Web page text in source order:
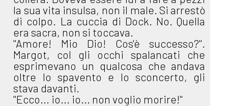
la sua vita insulsa, non il male. Si arrestò
di colpo. La cuccia di Dock. No. Quella
era sacra, non si toccava.
"Amore! Mio Dio! Cos'è successo?".
Margot, col gli occhi spalancati che
esprimevano un qualcosa che andava
oltre lo spavento e lo sconcerto, gli
stava davanti.
"Ecco... io... io... non voglio morire!"